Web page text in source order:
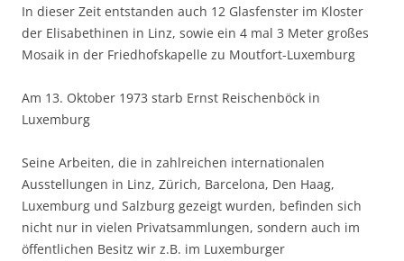
In dieser Zeit entstanden auch 12 Glasfenster im Kloster
der Elisabethinen in Linz, sowie ein 4 mal 3 Meter großes
Mosaik in der Friedhofskapelle zu Moutfort-Luxemburg
Am 13. Oktober 1973 starb Ernst Reischenböck in
Luxemburg
Seine Arbeiten, die in zahlreichen internationalen
Ausstellungen in Linz, Zürich, Barcelona, Den Haag,
Luxemburg und Salzburg gezeigt wurden, befinden sich
nicht nur in vielen Privatsammlungen, sondern auch im
öffentlichen Besitz wir z.B. im Luxemburger